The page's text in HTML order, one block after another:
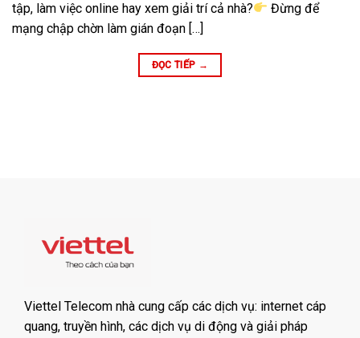
tập, làm việc online hay xem giải trí cả nhà?
Đừng để
mạng chập chờn làm gián đoạn […]
ĐỌC TIẾP →
Viettel Telecom nhà cung cấp các dịch vụ: internet cáp
quang, truyền hình, các dịch vụ di động và giải pháp